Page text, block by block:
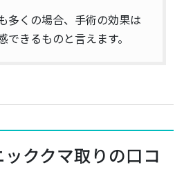
多くの場合、手術の効果は
できるものと言えます。
ククマ取りの口コ